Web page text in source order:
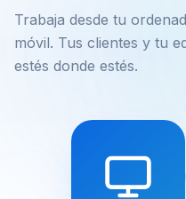
Trabaja desde tu
móvil. Tus clientes y tu
estés donde estés.